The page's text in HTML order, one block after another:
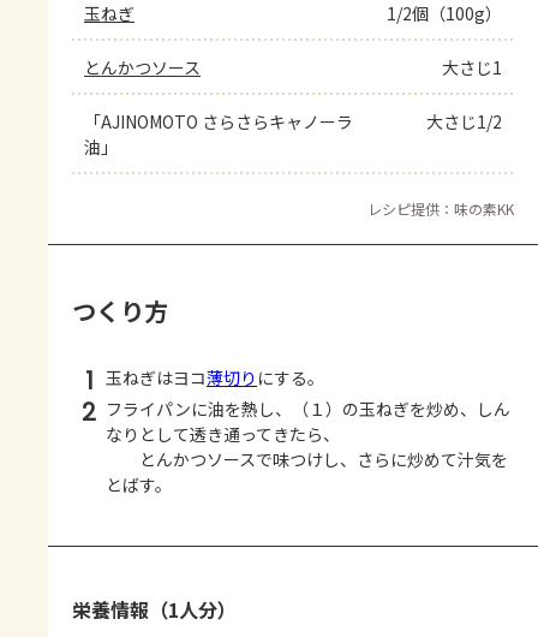
玉ねぎ 1/2個（100g）
とんかつソース 大さじ1
「AJINOMOTO さらさらキャノーラ
油」
大さじ1/2
レシピ提供：味の素KK
つくり方
1 玉ねぎはヨコ薄切り にする。
2 フライパンに油を熱し、（１）の玉ねぎを炒め、しん
なりとして透き通ってきたら、
とんかつソースで味つけし、さらに炒めて汁気を
とばす。
栄養情報（1人分）